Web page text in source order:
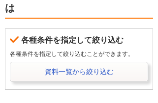
は
各種条件を指定して絞り込む
各種条件を指定して絞り込むことができます。
資料一覧から絞り込む